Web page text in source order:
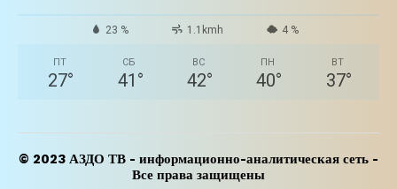
23 % 1.1kmh 4 %
ПТ
27°
СБ
41 °
ВС
42°
ПН
40°
ВТ
37°
© 2023 АЗДО ТВ - информационно-аналитическая сеть -
Все права защищены